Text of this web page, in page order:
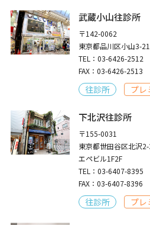
武蔵小山往診所
〒142-0062
東京都品川区小山3-
TEL：03-6426-2512
FAX：03-6426-2513
往診所 プレ
下北沢往診所
〒155-0031
東京都世田谷区北沢
エペビル1F2F
TEL：03-6407-8395
FAX：03-6407-8396
往診所 プレ